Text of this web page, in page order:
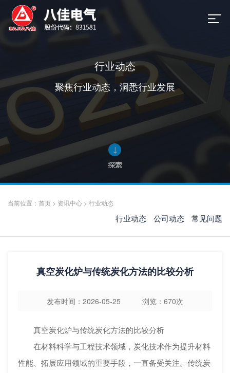
行业动态
聚焦行业动态，洞悉行业发展
当前位置： 首页 > 资讯中心 > 行业动态
行业动态 公司动态 常见问题
真空炭化炉与传统炭化方法的比较分析
发布时间：2026-05-25 浏览：670次
真空炭化炉与传统炭化方法的比较分析
在材料科学与工程技术领域，炭化技术作为提升材料
性能、拓展应用领域的重要手段，一直备受关注。传统炭